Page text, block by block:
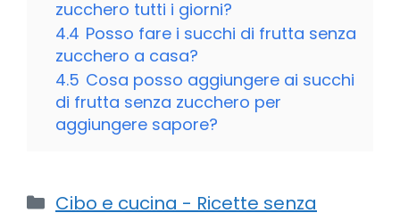
zucchero tutti i giorni?
4.4 Posso fare i succhi di frutta senza
zucchero a casa?
4.5 Cosa posso aggiungere ai succhi
di frutta senza zucchero per
aggiungere sapore?
Categorie
Cibo e cucina - Ricette senza